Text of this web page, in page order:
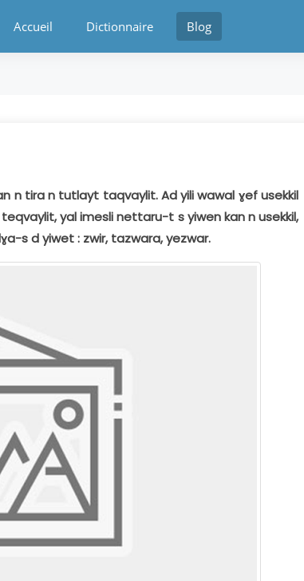
Accueil Dictionnaire Blog
n tira n tutlayt taqvaylit. Ad yili wawal ɣef usekkil
yal imesli nettaru-t s yiwen kan n usekkil,
s d yiwet : zwir, tazwara, yezwar.